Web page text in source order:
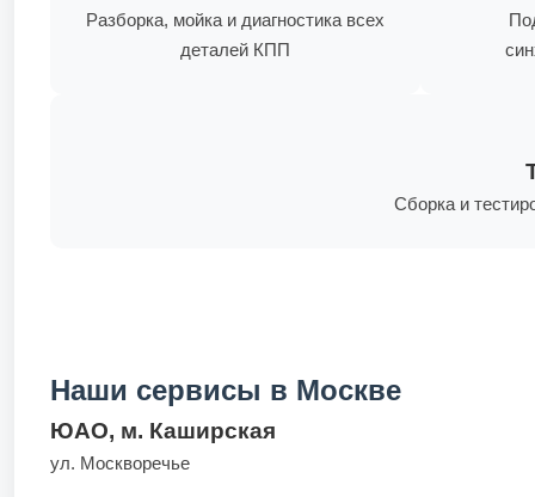
Разборка, мойка и диагностика всех
деталей КПП
Сборка и
Наши сервисы в Москве
ЮАО, м. Каширская
ул. Москворечье